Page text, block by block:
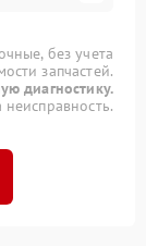
без учета
запчастей.
диагностику.